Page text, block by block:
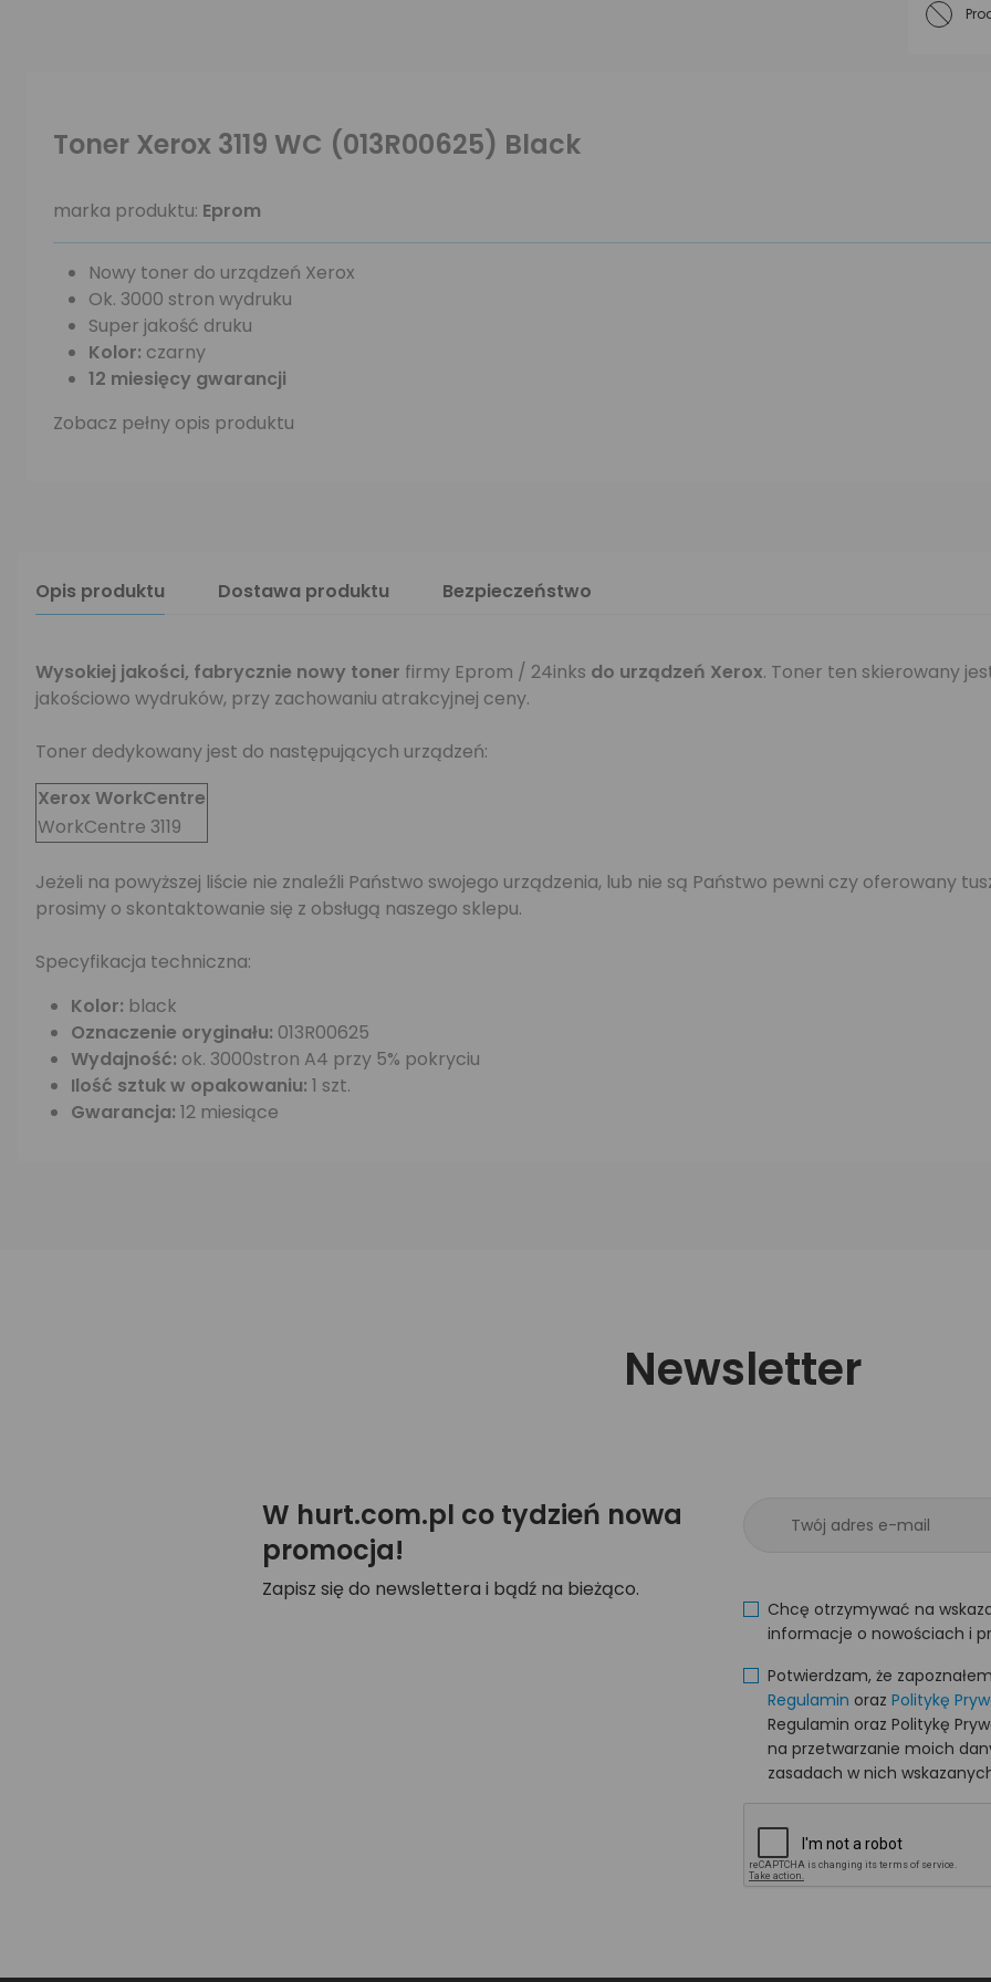
Toner Xerox 3119 WC (013R00625) Black
marka produktu: Eprom
Nowy toner do urządzeń Xerox
Ok. 3000 stron wydruku
Super jakość druku
Kolor: czarny
12 miesięcy gwarancji
Zobacz pełny opis produktu
Opis produktu Dostawa produktu Bezpieczeństwo
Wysokiej jakości, fabrycznie nowy toner firmy Eprom / 24inks do urządzeń Xerox. Toner ten skierowany
jakościowo wydruków, przy zachowaniu atrakcyjnej ceny.
Toner dedykowany jest do następujących urządzeń:
Xerox WorkCentre
WorkCentre 3119
Jeżeli na powyższej liście nie znaleźli Państwo swojego urządzenia, lub nie są Państwo pewni czy oferowany
prosimy o skontaktowanie się z obsługą naszego sklepu.
Specyfikacja techniczna:
Kolor: black
Oznaczenie oryginału: 013R00625
Wydajność: ok. 3000stron A4 przy 5% pokryciu
Ilość sztuk w opakowaniu: 1 szt.
Gwarancja: 12 miesiące
Newsletter
W hurt.com.pl co tydzień nowa
promocja!
Zapisz się do newslettera i bądź na bieżąco.
Chcę otrzymywać na
informacje o nowościach i
Potwierdzam, że
Regulamin oraz Politykę
Regulamin oraz Politykę
na przetwarzanie moich
zasadach w nich